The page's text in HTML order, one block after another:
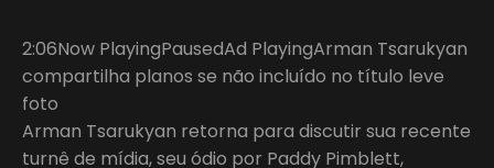
2:06Now PlayingPausedAd PlayingArman Tsarukyan
compartilha planos se não incluído no título leve
foto
Arman Tsarukyan retorna para discutir sua recente
turnê de mídia, seu ódio por Paddy Pimblett,